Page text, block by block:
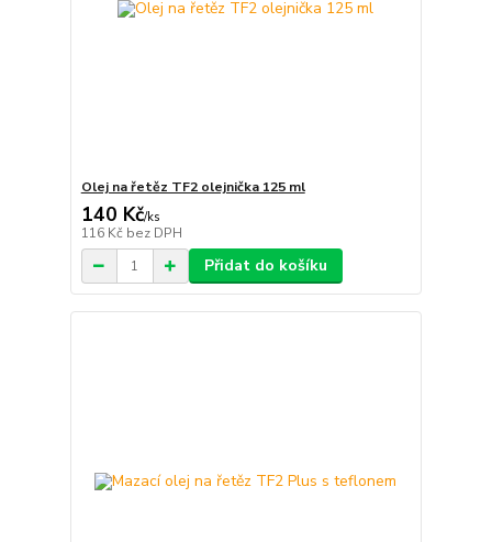
Olej na řetěz TF2 olejnička 125 ml
140 Kč/ks
116 Kč bez DPH
Přidat do košíku